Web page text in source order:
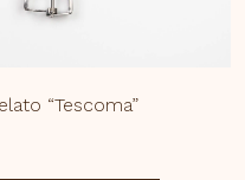
“Tescoma”